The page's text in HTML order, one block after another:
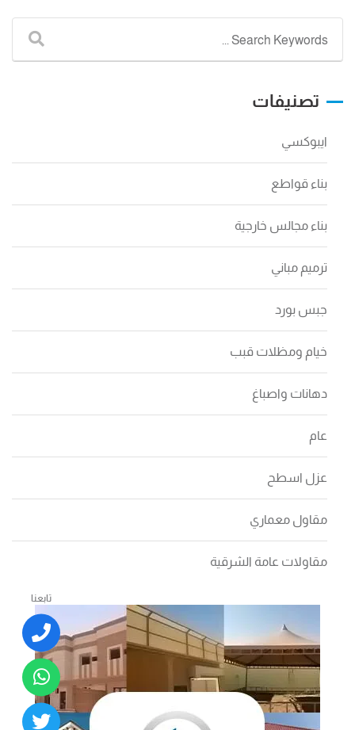
تصنيفات
ايبوكسي
بناء قواطع
بناء مجالس خارجية
ترميم مباني
جبس بورد
خيام ومظلات قبب
دهانات واصباغ
عام
عزل اسطح
مقاول معماري
مقاولات عامة الشرقية
تابعنا